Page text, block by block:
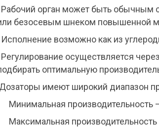
Рабочий орган может быть обычным
безосевым шнеком повышенной
Исполнение возможно как из
Регулирование осуществляется
оптимальную
Дозаторы имеют широкий диапазон
Минимальная производительность
Максимальная